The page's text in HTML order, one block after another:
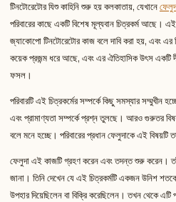
টিনটোরেটোর যিশু কাহিনি শুরু হয় কলকাতায়, যেখানে
পরিবারের কাছে একটি বিশেষ মূল্যবান চিত্রকর্ম আছে। এই
জ্যাকোপো টিনটোরেটোর কাজ বলে দাবি করা হয়, এবং এর
কয়েক প্রজন্ম ধরে আছে, এবং এর ঐতিহাসিক উৎস একটি
ফসল।
পরিবারটি এই চিত্রকর্মের সম্পর্কে কিছু সমস্যার
এবং প্রামাণ্যতা সম্পর্কে প্রশ্ন তুলছে। আরও গুরুতর
বলে মনে হচ্ছে। পরিবারের প্রধান ফেলুদাকে এই
ফেলুদা এই কাজটি গ্রহণ করেন এবং তদন্ত শুরু করেন।
জানা। তিনি দেখেন যে এই চিত্রকর্মটি একজন উনিশ
উপহার দিয়েছিলেন বা বিক্রি করেছিলেন। তখন থেকে